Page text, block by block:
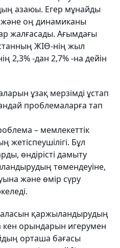
азаюы. Егер мұнайды
оң динамиканы
жалғасады. Ағымдағы
ЖІӨ-нің жыл
2,3% -дан 2,7% -на дейін
ұзақ мерзімді ұстап
проблемаларға тап
– мемлекеттік
жетіспеушілігі. Бұл
өндірісті дамыту
төмендеуіне,
және өмір сүру
қаржыландырудың
орындарын игерумен
орташа бағасы